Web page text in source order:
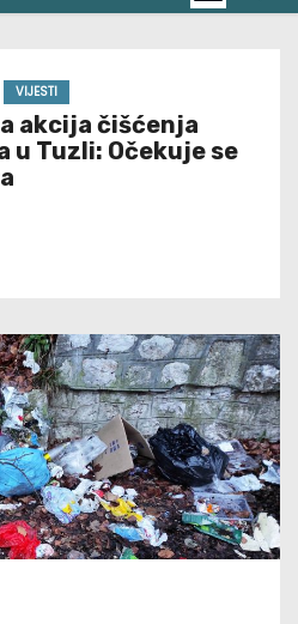
VIJESTI
akcija čišćenja
u Tuzli: Očekuje se